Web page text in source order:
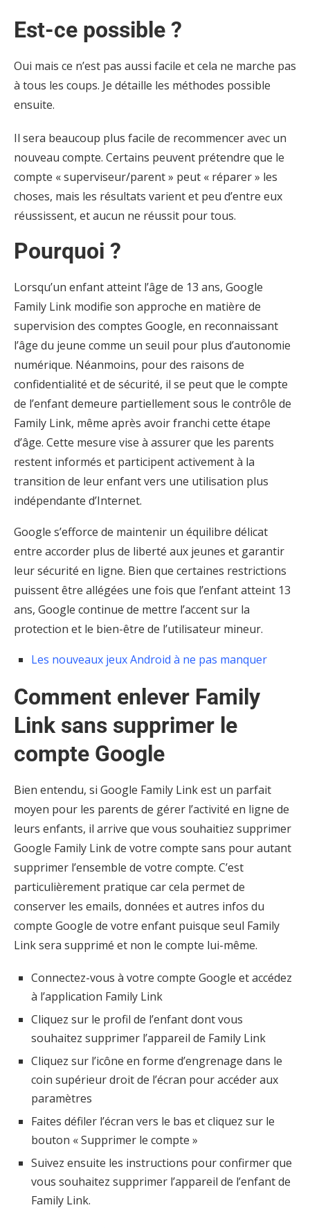
Est-ce possible ?
Oui mais ce n’est pas aussi facile et cela ne marche pas
à tous les coups. Je détaille les méthodes possible
ensuite.
Il sera beaucoup plus facile de recommencer avec un
nouveau compte. Certains peuvent prétendre que le
compte « superviseur/parent » peut « réparer » les
choses, mais les résultats varient et peu d’entre eux
réussissent, et aucun ne réussit pour tous.
Pourquoi ?
Lorsqu’un enfant atteint l’âge de 13 ans, Google
Family Link modifie son approche en matière de
supervision des comptes Google, en reconnaissant
l’âge du jeune comme un seuil pour plus d’autonomie
numérique. Néanmoins, pour des raisons de
confidentialité et de sécurité, il se peut que le compte
de l’enfant demeure partiellement sous le contrôle de
Family Link, même après avoir franchi cette étape
d’âge. Cette mesure vise à assurer que les parents
restent informés et participent activement à la
transition de leur enfant vers une utilisation plus
indépendante d’Internet.
Google s’efforce de maintenir un équilibre délicat
entre accorder plus de liberté aux jeunes et garantir
leur sécurité en ligne. Bien que certaines restrictions
puissent être allégées une fois que l’enfant atteint 13
ans, Google continue de mettre l’accent sur la
protection et le bien-être de l’utilisateur mineur.
Les nouveaux jeux Android à ne pas manquer
Comment enlever Family
Link sans supprimer le
compte Google
Bien entendu, si Google Family Link est un parfait
moyen pour les parents de gérer l’activité en ligne de
leurs enfants, il arrive que vous souhaitiez supprimer
Google Family Link de votre compte sans pour autant
supprimer l’ensemble de votre compte. C’est
particulièrement pratique car cela permet de
conserver les emails, données et autres infos du
compte Google de votre enfant puisque seul Family
Link sera supprimé et non le compte lui-même.
Connectez-vous à votre compte Google et accédez
à l’application Family Link
Cliquez sur le profil de l’enfant dont vous
souhaitez supprimer l’appareil de Family Link
Cliquez sur l’icône en forme d’engrenage dans le
coin supérieur droit de l’écran pour accéder aux
paramètres
Faites défiler l’écran vers le bas et cliquez sur le
bouton « Supprimer le compte »
Suivez ensuite les instructions pour confirmer que
vous souhaitez supprimer l’appareil de l’enfant de
Family Link.